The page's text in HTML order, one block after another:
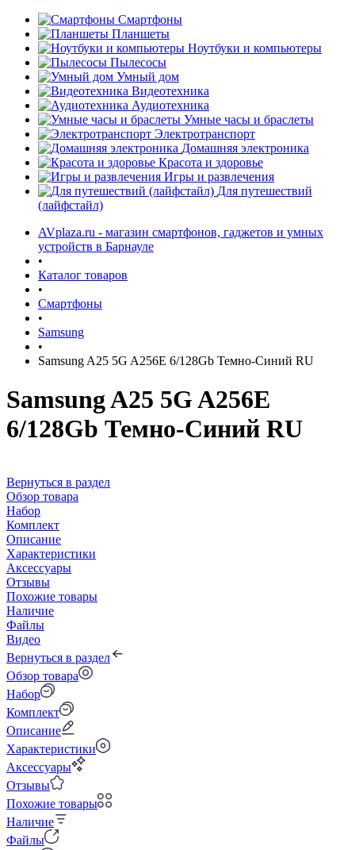
Смартфоны
Планшеты
Ноутбуки и компьютеры
Пылесосы
Умный дом
Видеотехника
Аудиотехника
Умные часы и браслеты
Электротранспорт
Домашняя электроника
Красота и здоровье
Игры и развлечения
Для путешествий
(лайфстайл)
AVplaza.ru - магазин смартфонов, гаджетов и умных
устройств в Барнауле
•
Каталог товаров
•
Смартфоны
•
Samsung
•
Samsung A25 5G A256E 6/128Gb Темно-Синий RU
Samsung A25 5G A256E
6/128Gb Темно-Синий RU
Вернуться в раздел
Обзор товара
Набор
Комплект
Описание
Характеристики
Аксессуары
Отзывы
Похожие товары
Наличие
Файлы
Видео
Вернуться в раздел
Обзор товара
Набор
Комплект
Описание
Характеристики
Аксессуары
Отзывы
Похожие товары
Наличие
Файлы
раз в 2 недели